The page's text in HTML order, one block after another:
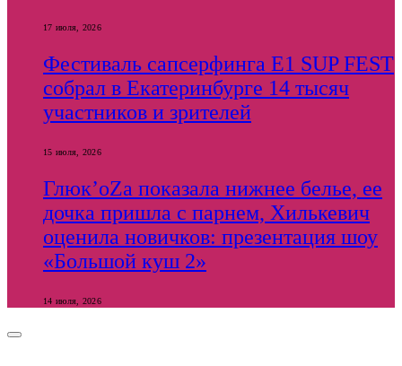
17 июля, 2026
Фестиваль сапсерфинга E1 SUP FEST
собрал в Екатеринбурге 14 тысяч
участников и зрителей
15 июля, 2026
Глюк’оZа показала нижнее белье, ее
дочка пришла с парнем, Хилькевич
оценила новичков: презентация шоу
«Большой куш 2»
14 июля, 2026